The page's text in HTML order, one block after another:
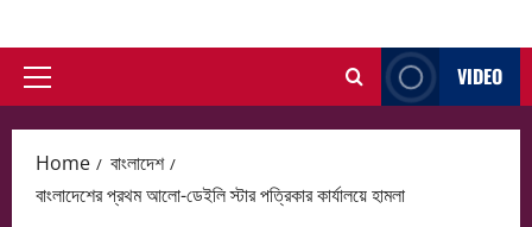
to
contentPrimary
VIDEO
Home
বাংলাদেশ
বাংলাদেশের প্রথম আলো-ডেইলি স্টার পত্রিকার কার্যালয়ে হামলা